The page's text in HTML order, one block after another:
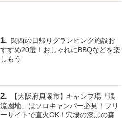
関西の日帰りグランピング施設お
すすめ20選！おしゃれにBBQなどを楽
しもう
【大阪府貝塚市】キャンプ場「渓
流園地」はソロキャンパー必見！フリ
ーサイトで直火OK！穴場の漆黒の森